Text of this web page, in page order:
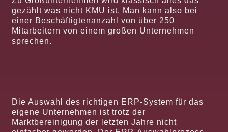
gezählt was nicht KMU ist. Man kann also bei
einer Beschäftigtenanzahl von über 250
Mitarbeitern von einem großen Unternehmen
sprechen.
Die Auswahl des richtigen ERP-System für das
eigene Unternehmen ist trotz der
Marktbereinigung der letzten Jahre nicht